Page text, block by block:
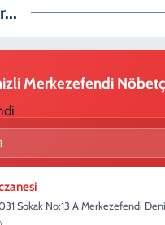
Merkezefendi
Sokak No:13 A Merkezefendi